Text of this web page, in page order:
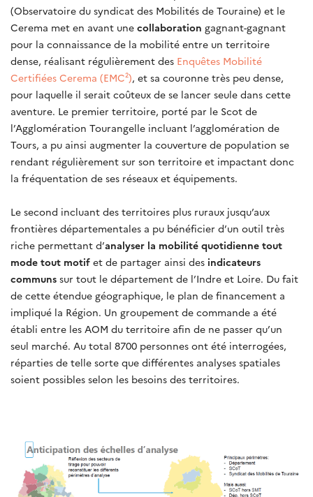
(Observatoire du syndicat des Mobilités de Touraine) et le
Cerema met en avant une collaboration gagnant-gagnant
pour la connaissance de la mobilité entre un territoire
dense, réalisant régulièrement des Enquêtes Mobilité
Certifiées Cerema (EMC²), et sa couronne très peu dense,
pour laquelle il serait coûteux de se lancer seule dans cette
aventure. Le premier territoire, porté par le Scot de
l’Agglomération Tourangelle incluant l’agglomération de
Tours, a pu ainsi augmenter la couverture de population se
rendant régulièrement sur son territoire et impactant donc
la fréquentation de ses réseaux et équipements.
Le second incluant des territoires plus ruraux jusqu’aux
frontières départementales a pu bénéficier d’un outil très
riche permettant d’analyser la mobilité quotidienne tout
mode tout motif et de partager ainsi des indicateurs
communs sur tout le département de l’Indre et Loire. Du fait
de cette étendue géographique, le plan de financement a
impliqué la Région. Un groupement de commande a été
établi entre les AOM du territoire afin de ne passer qu’un
seul marché. Au total 8700 personnes ont été interrogées,
réparties de telle sorte que différentes analyses spatiales
soient possibles selon les besoins des territoires.